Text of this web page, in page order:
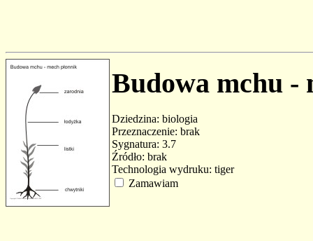
Budowa mchu -
Dziedzina: biologia
Przeznaczenie: brak
Sygnatura: 3.7
Źródło: brak
Technologia wydruku: tiger
Zamawiam